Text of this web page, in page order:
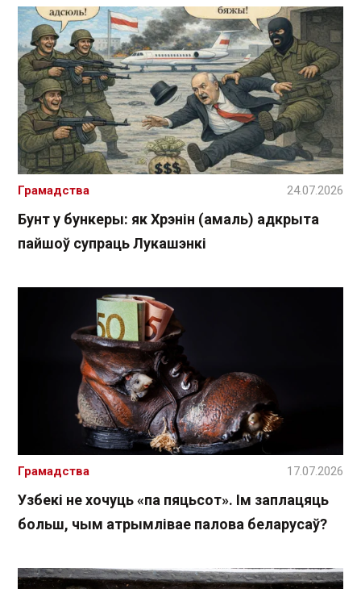
Бунт у бункеры: як Хрэнін (амаль) адкрыта
пайшоў супраць Лукашэнкі
Грамадства 24.07.2026
Узбекі не хочуць «па пяцьсот». Ім заплацяць
больш, чым атрымлівае палова беларусаў?
Грамадства 17.07.2026